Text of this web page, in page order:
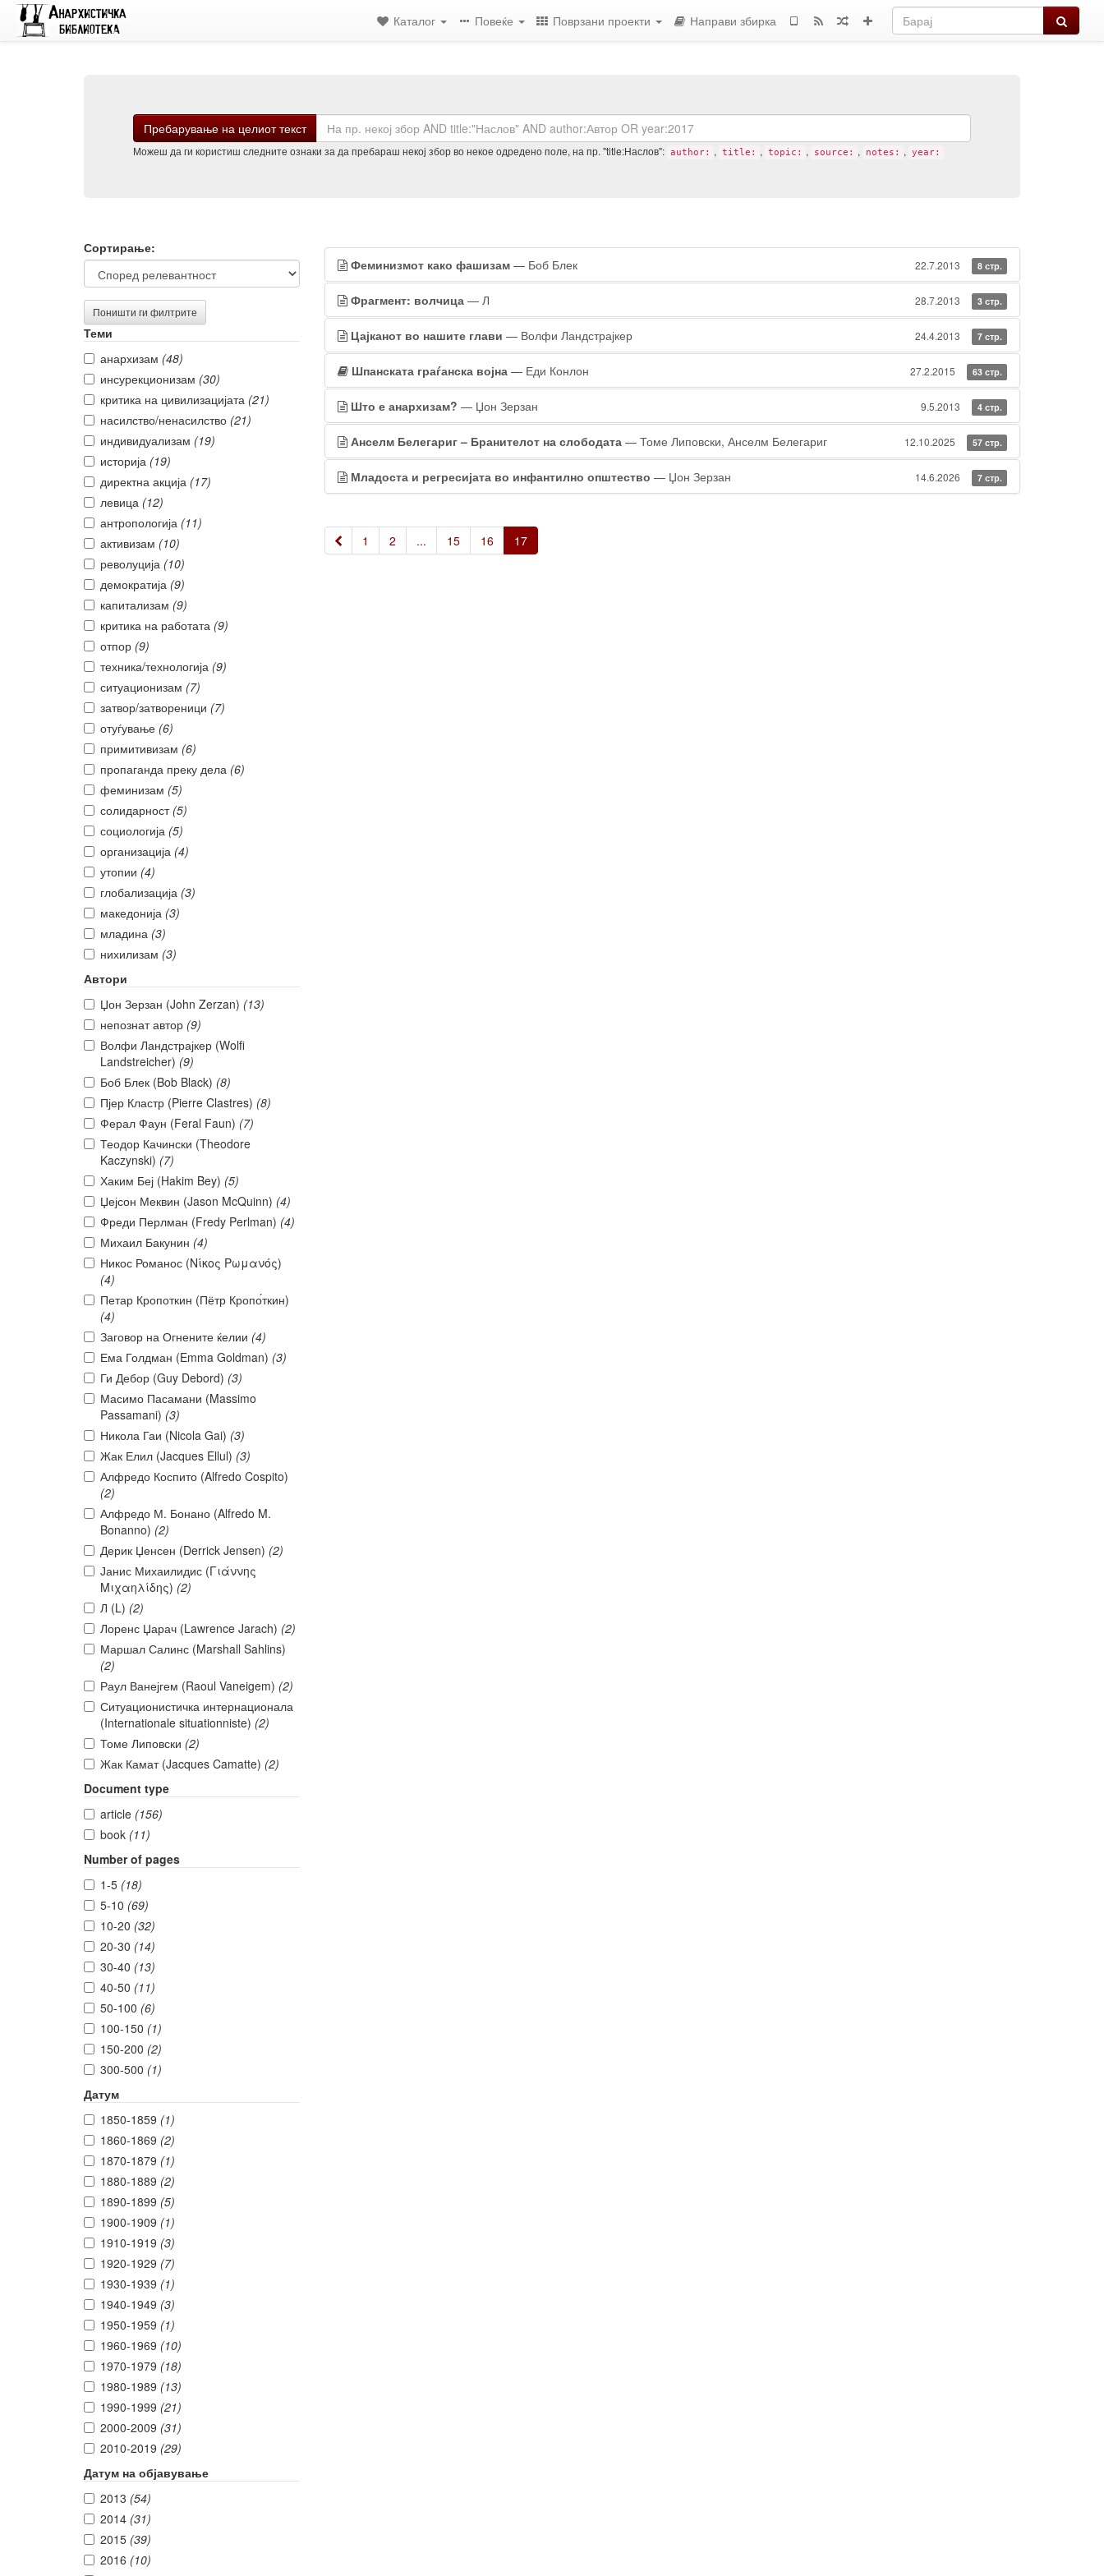
Барај
Каталог Повеќе Поврзани проекти Направи збирка
Пребарување на целиот текст
Можеш да ги користиш следните ознаки за да пребараш некој збор во некое одредено поле, на пр. "title:Наслов": author: , title: , topic: , source: , notes: , year:
Филтрирање
на
резултатите
Сортирање:
Поништи ги филтрите
Теми
анархизам (48)
инсурекционизам (30)
критика на цивилизацијата (21)
насилство/ненасилство (21)
индивидуализам (19)
историја (19)
директна акција (17)
левица (12)
антропологија (11)
активизам (10)
револуција (10)
демократија (9)
капитализам (9)
критика на работата (9)
отпор (9)
техника/технологија (9)
ситуационизам (7)
затвор/затвореници (7)
отуѓување (6)
примитивизам (6)
пропаганда преку дела (6)
феминизам (5)
солидарност (5)
социологија (5)
организација (4)
утопии (4)
глобализација (3)
македонија (3)
младина (3)
нихилизам (3)
Автори
Џон Зерзан (John Zerzan) (13)
непознат автор (9)
Волфи Ландстрајкер (Wolfi
Landstreicher) (9)
Боб Блек (Bob Black) (8)
Пјер Кластр (Pierre Clastres) (8)
Ферал Фаун (Feral Faun) (7)
Теодор Качински (Theodore
Kaczynski) (7)
Хаким Беј (Hakim Bey) (5)
Џејсон Меквин (Jason McQuinn) (4)
Фреди Перлман (Fredy Perlman) (4)
Михаил Бакунин (4)
Никос Романос (Νίκος Ρωμανός)
(4)
Петар Кропоткин (Пётр Кропо́ткин)
(4)
Заговор на Огнените ќелии (4)
Ема Голдман (Emma Goldman) (3)
Ги Дебор (Guy Debord) (3)
Масимо Пасамани (Massimo
Passamani) (3)
Никола Гаи (Nicola Gai) (3)
Жак Елил (Jacques Ellul) (3)
Алфредо Коспито (Alfredo Cospito)
(2)
Алфредо М. Бонано (Alfredo M.
Bonanno) (2)
Дерик Џенсен (Derrick Jensen) (2)
Јанис Михаилидис (Γιάννης
Μιχαηλίδης) (2)
Л (L) (2)
Лоренс Џарач (Lawrence Jarach) (2)
Маршал Салинс (Marshall Sahlins)
(2)
Раул Ванејгем (Raoul Vaneigem) (2)
Ситуационистичка интернационала
(Internationale situationniste) (2)
Томе Липовски (2)
Жак Камат (Jacques Camatte) (2)
Document type
article (156)
book (11)
Number of pages
1-5 (18)
5-10 (69)
10-20 (32)
20-30 (14)
30-40 (13)
40-50 (11)
50-100 (6)
100-150 (1)
150-200 (2)
300-500 (1)
Датум
1850-1859 (1)
1860-1869 (2)
1870-1879 (1)
1880-1889 (2)
1890-1899 (5)
1900-1909 (1)
1910-1919 (3)
1920-1929 (7)
1930-1939 (1)
1940-1949 (3)
1950-1959 (1)
1960-1969 (10)
1970-1979 (18)
1980-1989 (13)
1990-1999 (21)
2000-2009 (31)
2010-2019 (29)
Датум на објавување
2013 (54)
2014 (31)
2015 (39)
2016 (10)
Резултати
од
пребарувањето
Феминизмот како фашизам— Боб Блек 22.7.2013 8 стр.
Фрагмент: волчица— Л 28.7.2013 3 стр.
Цајканот во нашите глави — Волфи Ландстрајкер 24.4.2013 7 стр.
Шпанската граѓанска војна— Еди Конлон 27.2.2015 63 стр.
Што е анархизам? — Џон Зерзан 9.5.2013 4 стр.
Анселм Белегариг – Бранителот на слободата— Томе Липовски, Анселм Белегариг 12.10.2025 57 стр.
Младоста и регресијата во инфантилно општество — Џон Зерзан 14.6.2026 7 стр.
« 1 2 ... 15 16 17